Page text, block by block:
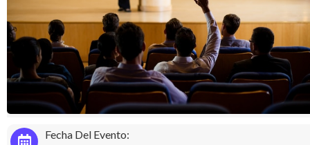
Fecha Del Evento: